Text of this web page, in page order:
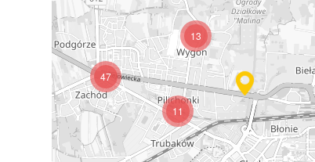
47
13
11